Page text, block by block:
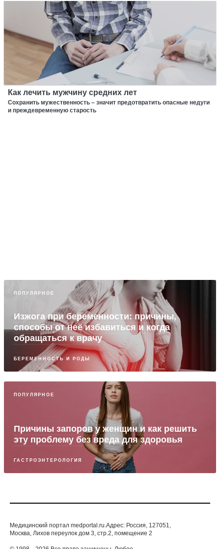
Как лечить мужчину средних лет
Сохранить мужественность – значит предотвратить опасные недуги
и преждевременную старость
ПОПУЛЯРНОЕ
Изжога при беременности: причины,
способы от неё избавиться и когда
обращаться к врачу
БЕРЕМЕННОСТЬ И РОДЫ
ПОПУЛЯРНОЕ
Причины запоров у женщин и как решить
эту проблему без вреда для здоровья
ГАСТРОЭНТЕРОЛОГИЯ
Медицинский портал medportal.ru.Адрес: Россия, 127051,
Москва, Лихов переулок дом 3, стр.2, помещение 2